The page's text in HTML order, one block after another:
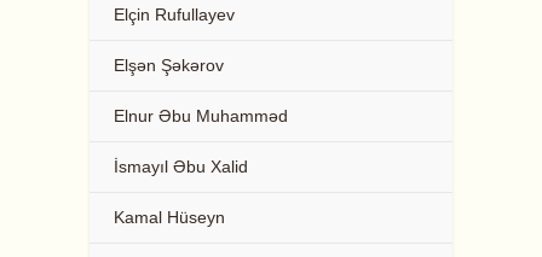
Elçin Rufullayev
Elşən Şəkərov
Elnur Əbu Muhamməd
İsmayıl Əbu Xalid
Kamal Hüseyn